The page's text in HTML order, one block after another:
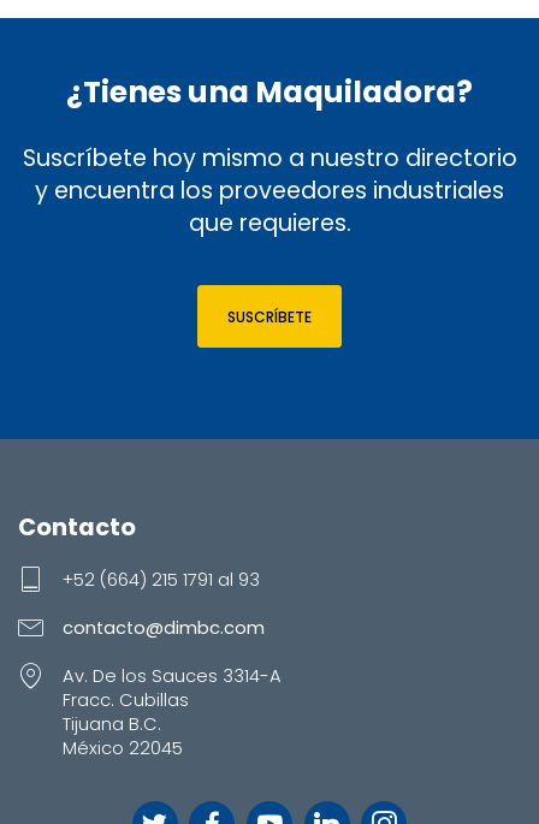
¿Tienes una Maquiladora?
Suscríbete hoy mismo a nuestro directorio
y encuentra los proveedores industriales
que requieres.
SUSCRÍBETE
Contacto
+52 (664) 215 1791 al 93
contacto@dimbc.com
Av. De los Sauces 3314-A
Fracc. Cubillas
Tijuana B.C.
México 22045